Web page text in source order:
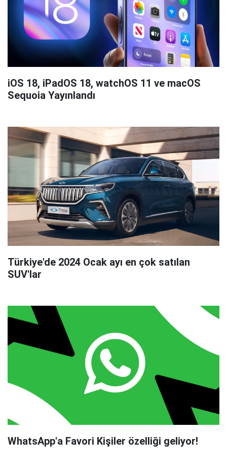
iOS 18, iPadOS 18, watchOS 11 ve macOS
Sequoia Yayınlandı
Türkiye'de 2024 Ocak ayı en çok satılan
SUV'lar
WhatsApp'a Favori Kişiler özelliği geliyor!